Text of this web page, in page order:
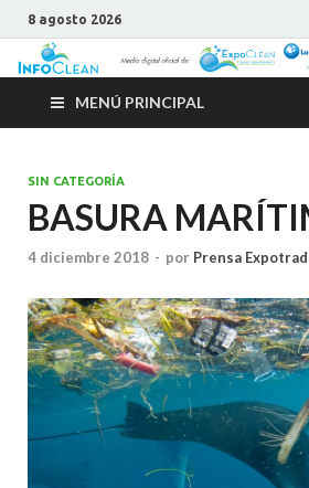
8 agosto 2026
MENÚ PRINCIPAL
SIN CATEGORÍA
BASURA
4 diciembre 2018 - por Prensa